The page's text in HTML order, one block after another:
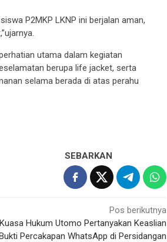
P2MKP LKNP ini berjalan aman,
utama dalam kegiatan
berupa life jacket, serta
selama berada di atas perahu
SEBARKAN
Pos berikutnya
Kuasa Hukum Utomo Pertanyakan Keaslian
Percakapan WhatsApp di Persidangan